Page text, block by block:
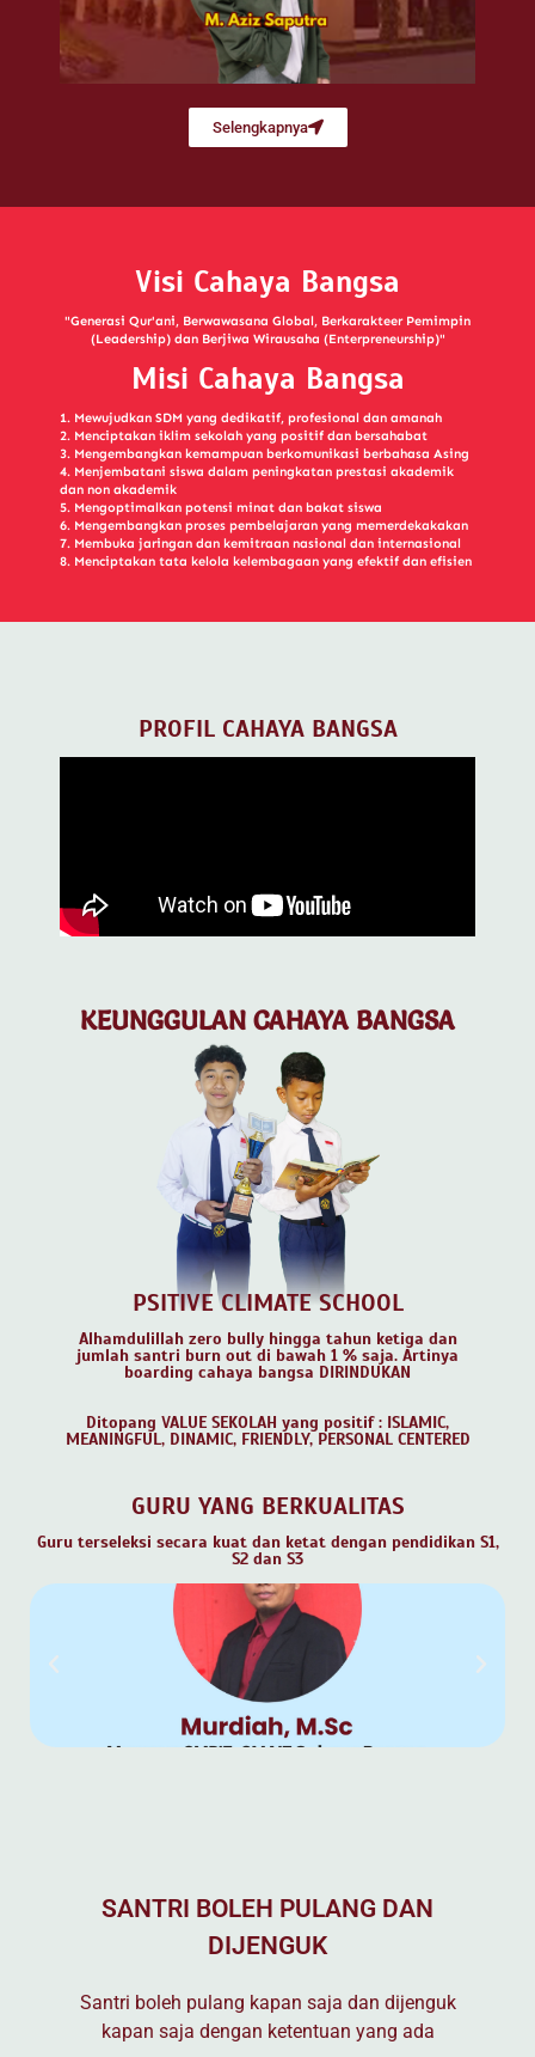
Selengkapnya
Visi Cahaya Bangsa
"Generasi Qur'ani, Berwawasana Global, Berkarakteer Pemimpin
(Leadership) dan Berjiwa Wirausaha (Enterpreneurship)"
Misi Cahaya Bangsa
1. Mewujudkan SDM yang dedikatif, profesional dan amanah
2. Menciptakan iklim sekolah yang positif dan bersahabat
3. Mengembangkan kemampuan berkomunikasi berbahasa Asing
4. Menjembatani siswa dalam peningkatan prestasi akademik
dan non akademik
5. Mengoptimalkan potensi minat dan bakat siswa
6. Mengembangkan proses pembelajaran yang memerdekakakan
7. Membuka jaringan dan kemitraan nasional dan internasional
8. Menciptakan tata kelola kelembagaan yang efektif dan efisien
PROFIL CAHAYA BANGSA
KEUNGGULAN CAHAYA BANGSA
PSITIVE CLIMATE SCHOOL
Alhamdulillah zero bully hingga tahun ketiga dan
jumlah santri burn out di bawah 1 % saja. Artinya
boarding cahaya bangsa DIRINDUKAN
Ditopang VALUE SEKOLAH yang positif : ISLAMIC,
MEANINGFUL, DINAMIC, FRIENDLY, PERSONAL CENTERED
GURU YANG BERKUALITAS
Guru terseleksi secara kuat dan ketat dengan pendidikan S1,
S2 dan S3
SANTRI BOLEH PULANG DAN
DIJENGUK
Santri boleh pulang kapan saja dan dijenguk
kapan saja dengan ketentuan yang ada